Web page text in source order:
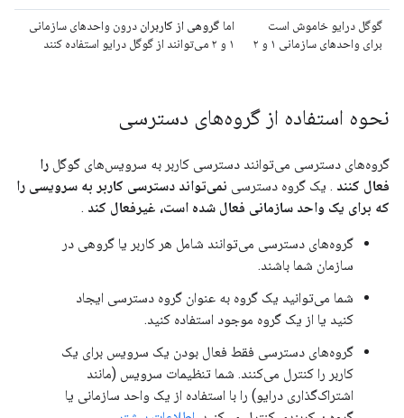
گوگل درایو خاموش است
برای واحدهای سازمانی ۱ و ۲
اما گروهی از کاربران درون واحدهای سازمانی
۱ و ۲ می‌توانند از گوگل درایو استفاده کنند
نحوه استفاده از گروه‌های دسترسی
گروه‌های دسترسی می‌توانند دسترسی کاربر به سرویس‌های گوگل را
فعال کنند . یک گروه دسترسی نمی‌تواند دسترسی کاربر به سرویسی را
که برای یک واحد سازمانی فعال شده است، غیرفعال کند .
گروه‌های دسترسی می‌توانند شامل هر کاربر یا گروهی در
سازمان شما باشند.
شما می‌توانید یک گروه به عنوان گروه دسترسی ایجاد
کنید یا از یک گروه موجود استفاده کنید.
گروه‌های دسترسی فقط فعال بودن یک سرویس برای یک
کاربر را کنترل می‌کنند. شما تنظیمات سرویس (مانند
اشتراک‌گذاری درایو) را با استفاده از یک واحد سازمانی یا